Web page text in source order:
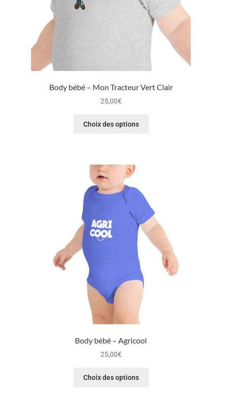
Body bébé – Mon Tracteur Vert Clair
25,00€
Choix des options
Body bébé – Agricool
25,00€
Choix des options